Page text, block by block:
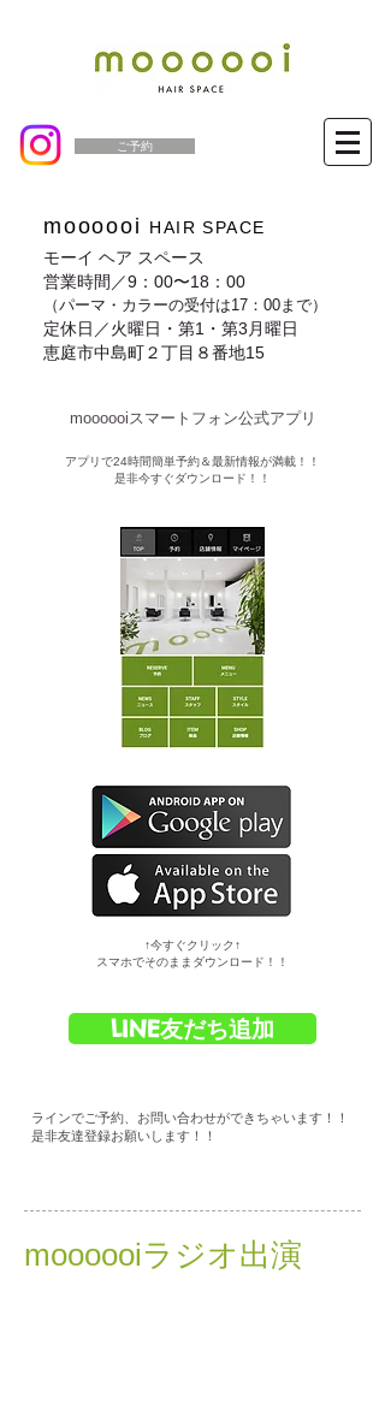
ご予約
moooooi
HAIR SPACE
モーイ ヘア スペース
営業時間／9：00〜18：00
（パーマ・カラーの受付は17：00まで）
定休日／火曜日・第1・第3月曜日
恵庭市中島町２丁目８番地15
moooooiスマートフォン公式アプリ​
​アプリで24時間簡単予約＆最新情報が満載！！
是非今すぐダウンロード！！
​↑今すぐクリック↑
スマホでそのままダウンロード！！
LINE友だち追加
ラインでご予約、お問い合わせができちゃいます！！
是非友達登録お願いします！！
moooooiラジオ出演